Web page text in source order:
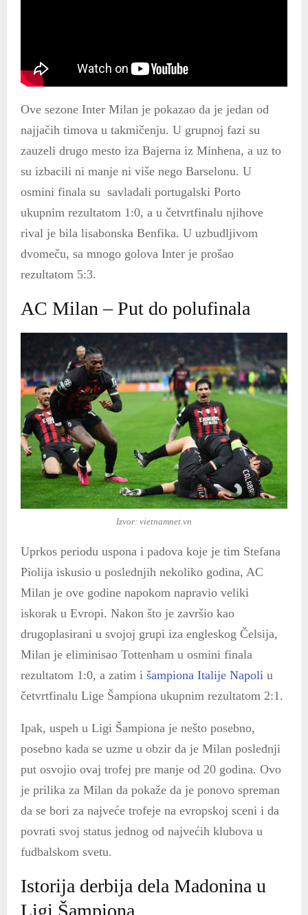
Ove sezone Inter Milan je pokazao da je jedan od
najjačih timova u takmičenju. U grupnoj fazi su
zauzeli drugo mesto iza Bajerna iz Minhena, a uz to
su izbacili ni manje ni više nego Barselonu. U
osmini finala su savladali portugalski Porto
ukupnim rezultatom 1:0, a u četvrtfinalu njihove
rival je bila lisabonska Benfika. U uzbudljivom
dvomeču, sa mnogo golova Inter je prošao
rezultatom 5:3.
AC Milan – Put do polufinala
Izvor: vietnamnet.vn
Uprkos periodu uspona i padova koje je tim Stefana
Piolija iskusio u poslednjih nekoliko godina, AC
Milan je ove godine napokom napravio veliki
iskorak u Evropi. Nakon što je završio kao
drugoplasirani u svojoj grupi iza engleskog Čelsija,
Milan je eliminisao Tottenham u osmini finala
rezultatom 1:0, a zatim i šampiona Italije Napoli u
četvrtfinalu Lige Šampiona ukupnim rezultatom 2:1.
Ipak, uspeh u Ligi Šampiona je nešto posebno,
posebno kada se uzme u obzir da je Milan poslednji
put osvojio ovaj trofej pre manje od 20 godina. Ovo
je prilika za Milan da pokaže da je ponovo spreman
da se bori za najveće trofeje na evropskoj sceni i da
povrati svoj status jednog od najvećih klubova u
fudbalskom svetu.
Istorija derbija dela Madonina u
Ligi Šampiona